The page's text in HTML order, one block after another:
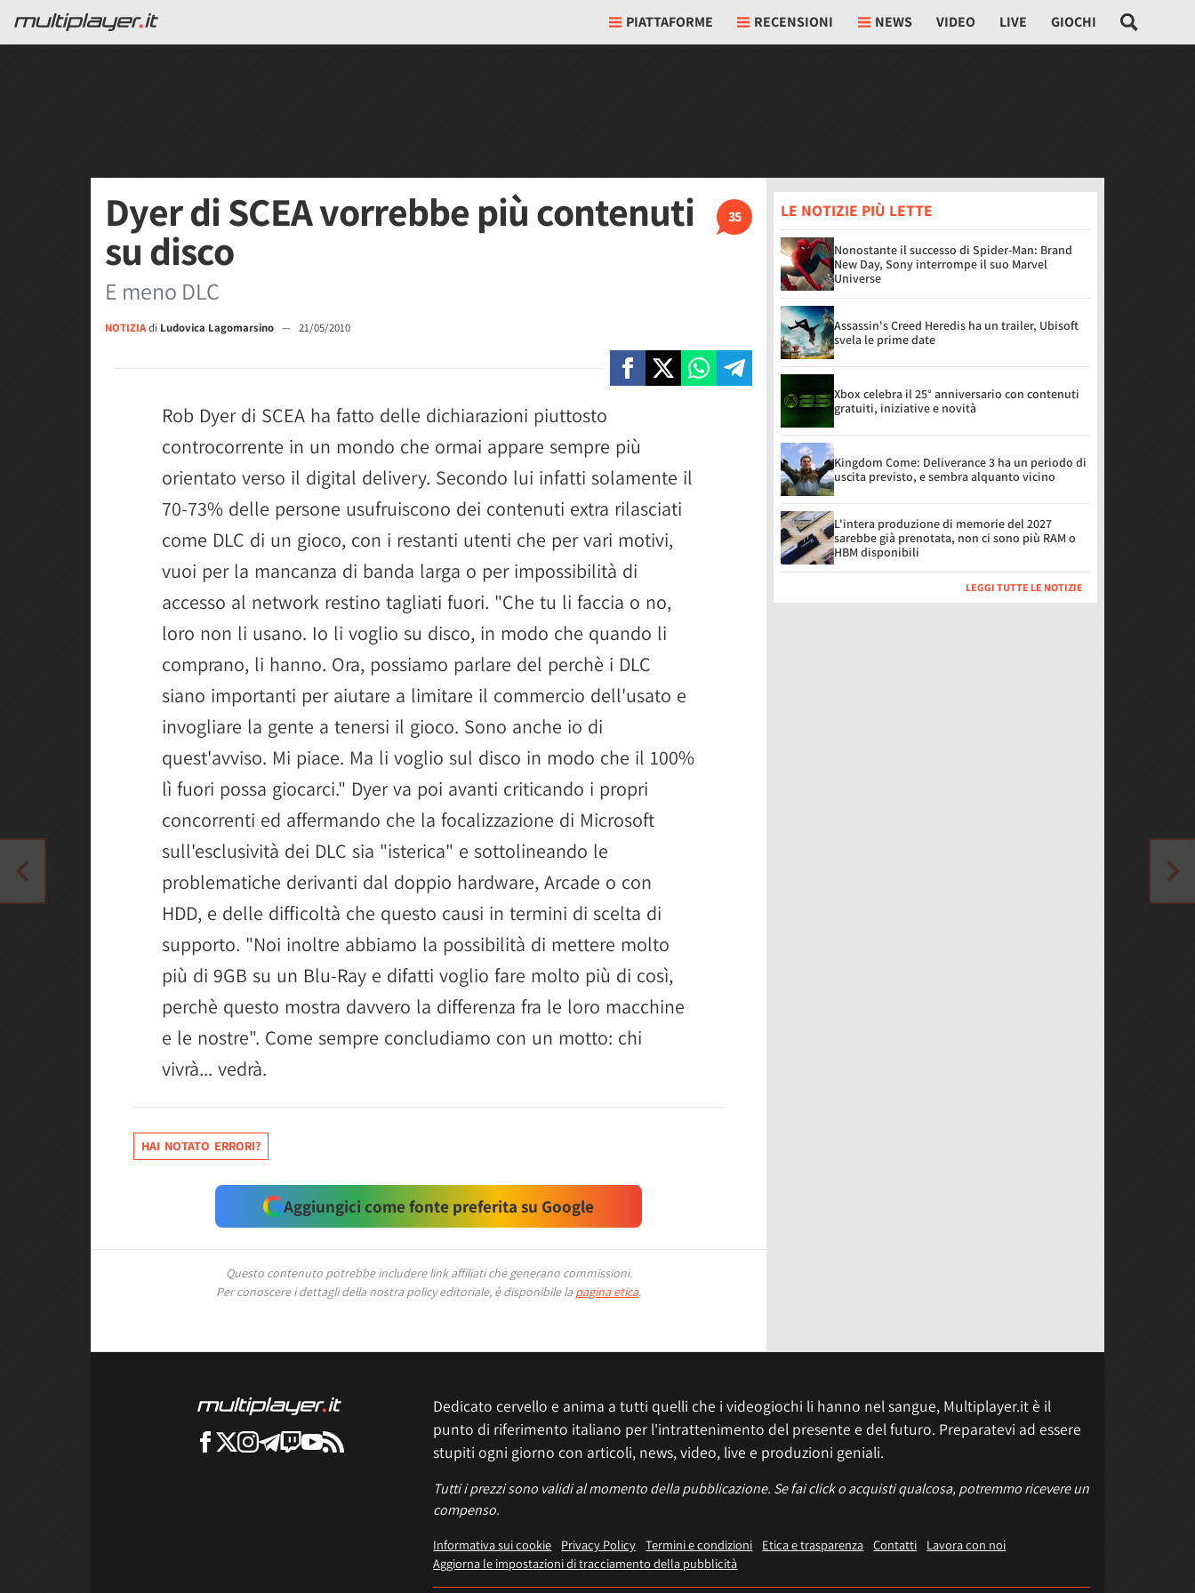
PIATTAFORME RECENSIONI NEWS VIDEO LIVE GIOCHI
35
Dyer di SCEA vorrebbe più contenuti
su disco
E meno DLC
NOTIZIAdi Ludovica Lagomarsino — 21/05/2010
Rob Dyer di SCEA ha fatto delle dichiarazioni piuttosto
controcorrente in un mondo che ormai appare sempre più
orientato verso il digital delivery. Secondo lui infatti solamente il
70-73% delle persone usufruiscono dei contenuti extra rilasciati
come DLC di un gioco, con i restanti utenti che per vari motivi,
vuoi per la mancanza di banda larga o per impossibilità di
accesso al network restino tagliati fuori. "Che tu li faccia o no,
loro non li usano. Io li voglio su disco, in modo che quando li
comprano, li hanno. Ora, possiamo parlare del perchè i DLC
siano importanti per aiutare a limitare il commercio dell'usato e
invogliare la gente a tenersi il gioco. Sono anche io di
quest'avviso. Mi piace. Ma li voglio sul disco in modo che il 100%
lì fuori possa giocarci." Dyer va poi avanti criticando i propri
concorrenti ed affermando che la focalizzazione di Microsoft
sull'esclusività dei DLC sia "isterica" e sottolineando le
problematiche derivanti dal doppio hardware, Arcade o con
HDD, e delle difficoltà che questo causi in termini di scelta di
supporto. "Noi inoltre abbiamo la possibilità di mettere molto
più di 9GB su un Blu-Ray e difatti voglio fare molto più di così,
perchè questo mostra davvero la differenza fra le loro macchine
e le nostre". Come sempre concludiamo con un motto: chi
vivrà... vedrà.
HAI NOTATO ERRORI?
Aggiungici come fonte preferita su Google
Questo contenuto potrebbe includere link affiliati che generano commissioni.
Per conoscere i dettagli della nostra policy editoriale, è disponibile la pagina etica.
LE NOTIZIE PIÙ LETTE
Nonostante il successo di Spider-Man: Brand
New Day, Sony interrompe il suo Marvel
Universe
Assassin's Creed Heredis ha un trailer, Ubisoft
svela le prime date
Xbox celebra il 25° anniversario con contenuti
gratuiti, iniziative e novità
Kingdom Come: Deliverance 3 ha un periodo di
uscita previsto, e sembra alquanto vicino
L'intera produzione di memorie del 2027
sarebbe già prenotata, non ci sono più RAM o
HBM disponibili
LEGGI TUTTE LE NOTIZIE
Dedicato cervello e anima a tutti quelli che i videogiochi li hanno nel sangue, Multiplayer.it è il
punto di riferimento italiano per l'intrattenimento del presente e del futuro. Preparatevi ad essere
stupiti ogni giorno con articoli, news, video, live e produzioni geniali.
Tutti i prezzi sono validi al momento della pubblicazione. Se fai click o acquisti qualcosa, potremmo ricevere un
compenso.
Informativa sui cookie Privacy Policy Termini e condizioni Etica e trasparenza Contatti
Lavora con noi
Aggiorna le impostazioni di tracciamento della pubblicità